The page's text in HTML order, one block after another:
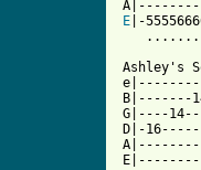
E |-
Ashley's
B|-------
G|----
D|-